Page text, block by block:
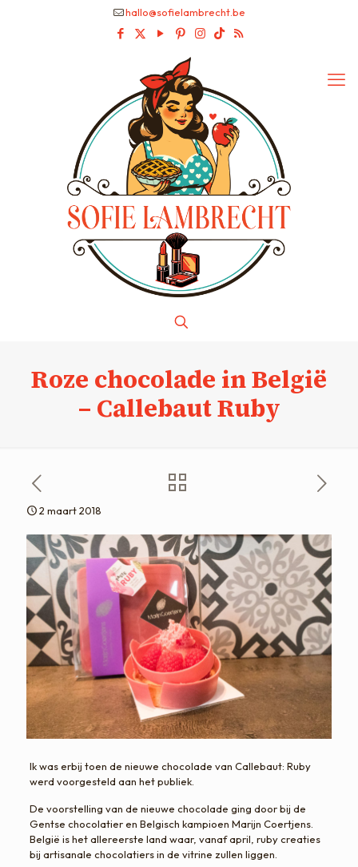
hallo@sofielambrecht.be
Roze chocolade in België
– Callebaut Ruby
2 maart 2018
Ik was erbij toen de nieuwe chocolade van Callebaut: Ruby
werd voorgesteld aan het publiek.
De voorstelling van de nieuwe chocolade ging door bij de
Gentse chocolatier en Belgisch kampioen Marijn Coertjens.
België is het allereerste land waar, vanaf april, ruby creaties
bij artisanale chocolatiers in de vitrine zullen liggen.